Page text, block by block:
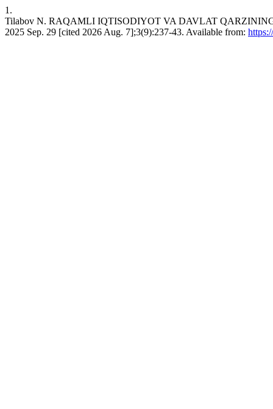
1.
Tilabov N. RAQAMLI IQTISODIYOT VA DAVLAT
2025 Sep. 29 [cited 2026 Aug. 7];3(9):237-43. Available from: